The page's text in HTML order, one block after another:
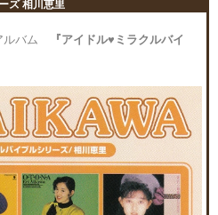
ズ 相川恵里
ルバム
『アイドル♥ミラクルバイ